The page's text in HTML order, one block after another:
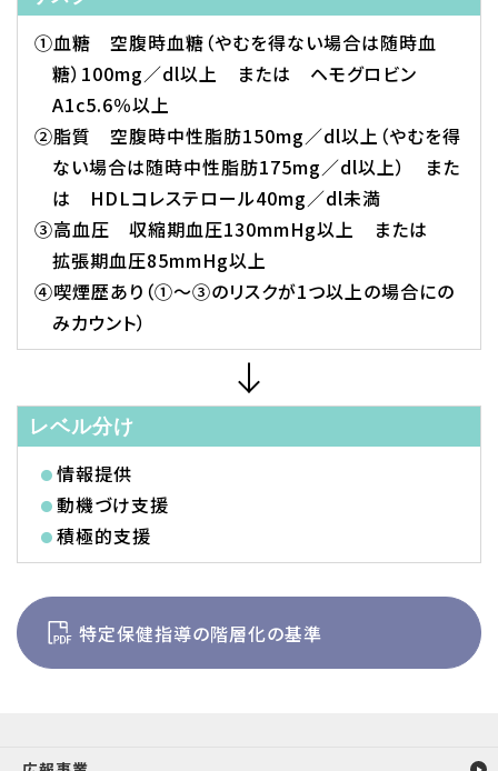
①血糖 空腹時血糖（やむを得ない場合は随時血
糖）100mg／dl以上 または ヘモグロビン
A1c5.6％以上
②脂質 空腹時中性脂肪150mg／dl以上（やむを得
ない場合は随時中性脂肪175mg／dl以上） また
は HDLコレステロール40mg／dl未満
③高血圧 収縮期血圧130mmHg以上 または
拡張期血圧85mmHg以上
④喫煙歴あり（①～③のリスクが1つ以上の場合にの
みカウント）
レベル分け
情報提供
動機づけ支援
積極的支援
特定保健指導の階層化の基準